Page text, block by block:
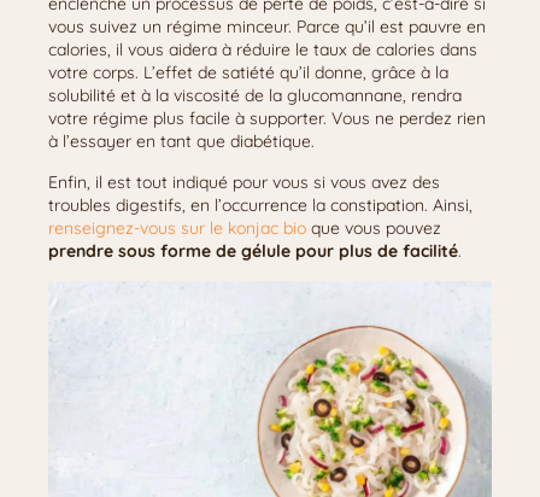
vous suivez un régime minceur. Parce qu’il est pauvre en
calories, il vous aidera à réduire le taux de calories dans
votre corps. L’effet de satiété qu’il donne, grâce à la
solubilité et à la viscosité de la glucomannane, rendra
votre régime plus facile à supporter. Vous ne perdez rien
à l’essayer en tant que diabétique.
Enfin, il est tout indiqué pour vous si vous avez des
troubles digestifs, en l’occurrence la constipation. Ainsi,
renseignez-vous sur le konjac bio que vous pouvez
prendre sous forme de gélule pour plus de facilité.